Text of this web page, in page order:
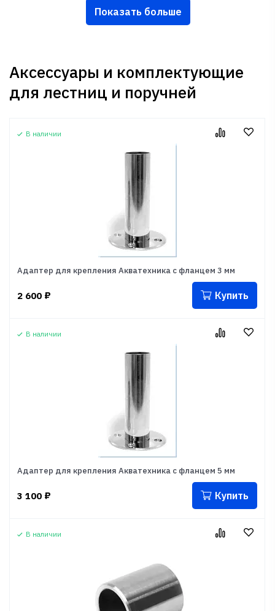
Показать больше
Аксессуары и комплектующие
для лестниц и поручней
В наличии
Адаптер для крепления Акватехника с фланцем 3 мм
2 600 ₽ Купить
В наличии
Адаптер для крепления Акватехника с фланцем 5 мм
3 100 ₽ Купить
В наличии